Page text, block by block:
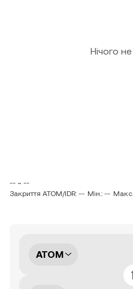
Нічого
-- ~ --
Закриття ATOM/IDR: -- Мін.: --
ATOM